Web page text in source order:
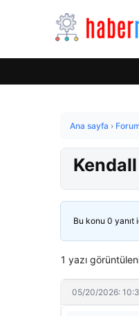
Ana sayfa ›
Bu konu 0 yanıt
1 yazı
05/20/2026: